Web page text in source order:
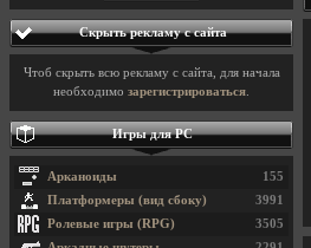
Скрыть рекламу с сайта
Чтоб скрыть всю рекламу с сайта, для начала
необходимо зарегистрироваться
Игры для PC
155
Арканоиды
3991
Платформеры (вид сбоку)
3505
Ролевые игры (RPG)